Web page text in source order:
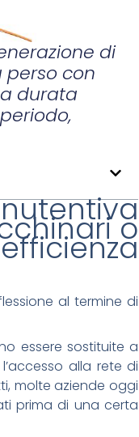
di
perso con
durata
o
al termine di
essere sostituite a
alla rete di
molte aziende oggi
prima di una certa